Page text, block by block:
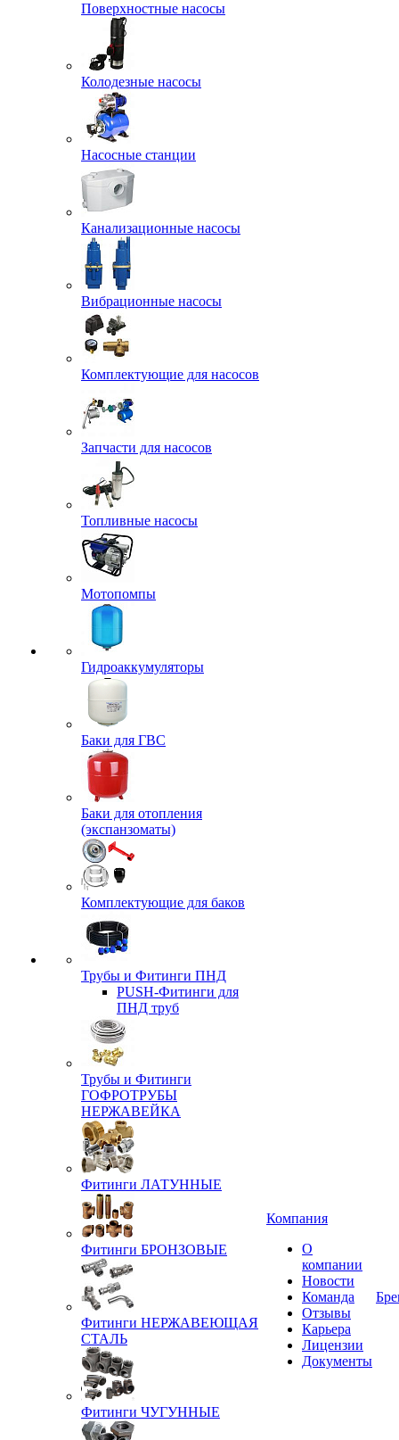
Поверхностные насосы
Колодезные насосы
Насосные станции
Канализационные насосы
Вибрационные насосы
Комплектующие для насосов
Запчасти для насосов
Топливные насосы
Мотопомпы
Гидроаккумуляторы
Баки для ГВС
Баки для отопления
(экспанзоматы)
Комплектующие для баков
Трубы и Фитинги ПНД
PUSH-Фитинги для
ПНД труб
Трубы и Фитинги
ГОФРОТРУБЫ
НЕРЖАВЕЙКА
Фитинги ЛАТУННЫЕ
Фитинги БРОНЗОВЫЕ
Фитинги НЕРЖАВЕЮЩАЯ
СТАЛЬ
Фитинги ЧУГУННЫЕ
Компания
О
компании
Новости
Команда
Отзывы
Карьера
Лицензии
Документы